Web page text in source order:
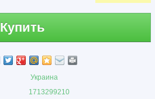
Купить
Украина
1713299210